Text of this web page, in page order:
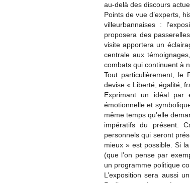
au-delà des discours
Points de vue d’experts,
villeurbannaises :
proposera des
visite apportera un
centrale aux
combats qui continuent à
Tout particulièrement, le
devise « Liberté, égalité,
Exprimant un idéal par
émotionnelle et
même temps qu’elle
impératifs du présent.
personnels qui seront
mieux » est possible. Si
(que l’on pense par
un programme politique
L’exposition sera aussi